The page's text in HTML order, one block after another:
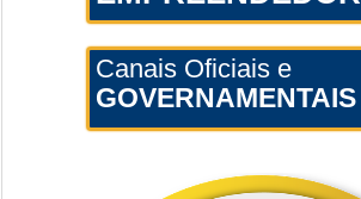
Canais Oficiais e
GOVERNAMENTAIS